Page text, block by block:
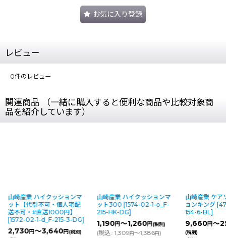
お気に入り登録
レビュー
0件のレビュー
関連商品 （一緒に購入すると便利な商品や比較対象商
品を紹介しています）
イクッションマ
不可・個人宅配
直送1000円】
1-d_F-215-3-DG]
～3,640円(税別)
山崎産業 ハイクッションマ
ット300
1574-02-1-o_F-
215-HK-DG
]
1,190円 ～1,260円(税別)
(税込: 円～1,386円)
山崎産業 ケアソフト クッ
ョンキング
474-02-1-
9,660 ～257,600円
(税別)